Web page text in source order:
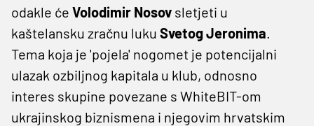
odakle će Volodimir Nosov sletjeti u
kaštelansku zračnu luku Svetog Jeronima.
Tema koja je 'pojela' nogomet je potencijalni
ulazak ozbiljnog kapitala u klub, odnosno
interes skupine povezane s WhiteBIT-om
ukrajinskog biznismena i njegovim hrvatskim